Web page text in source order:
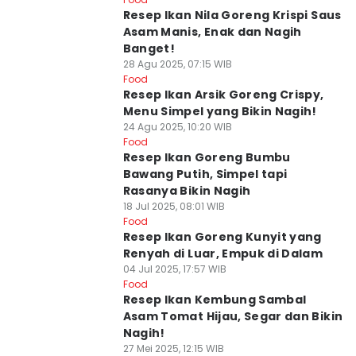
Resep Ikan Nila Goreng Krispi Saus
Asam Manis, Enak dan Nagih
Banget!
28 Agu 2025, 07:15 WIB
Food
Resep Ikan Arsik Goreng Crispy,
Menu Simpel yang Bikin Nagih!
24 Agu 2025, 10:20 WIB
Food
Resep Ikan Goreng Bumbu
Bawang Putih, Simpel tapi
Rasanya Bikin Nagih
18 Jul 2025, 08:01 WIB
Food
Resep Ikan Goreng Kunyit yang
Renyah di Luar, Empuk di Dalam
04 Jul 2025, 17:57 WIB
Food
Resep Ikan Kembung Sambal
Asam Tomat Hijau, Segar dan Bikin
Nagih!
27 Mei 2025, 12:15 WIB